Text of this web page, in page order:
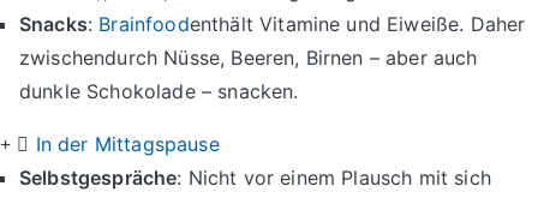
Snacks: Brainfoodenthält Vitamine und Eiweiße. Daher
zwischendurch Nüsse, Beeren, Birnen – aber auch
dunkle Schokolade – snacken.
In der Mittagspause
Selbstgespräche: Nicht vor einem Plausch mit sich